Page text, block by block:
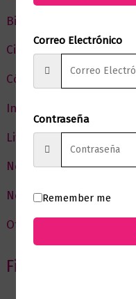
Bienestar
Ciencia y Conocimiento
Cómic y Fantasía
Infantil y Juvenil
Literatura
Negocios
Novedades
Ofertas
Filtrar por Autor
Correo Electrónico
Contraseña
Remember me